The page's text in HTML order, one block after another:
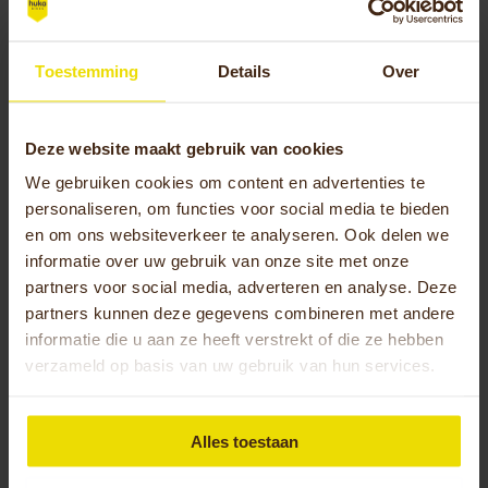
Toestemming Details Over
Deze website maakt gebruik van cookies
We gebruiken cookies om content en advertenties te
personaliseren, om functies voor social media te bieden
en om ons websiteverkeer te analyseren. Ook delen we
informatie over uw gebruik van onze site met onze
partners voor social media, adverteren en analyse. Deze
partners kunnen deze gegevens combineren met andere
informatie die u aan ze heeft verstrekt of die ze hebben
verzameld op basis van uw gebruik van hun services.
Alles toestaan
te nemen bij winderig weer.
Hoe kun je veilig fietsen met een
Pas je rijhouding aan door
leunenen je handen stevig aan het stuur te
houden. Trap in een lagere versnelling om meer
controle te behouden en vermijd plotselinge
bewegingen. Houd rekening met extra
remafstand bij tegenwind en geef jezelf meer
ruimte bij het nemen van bochten.
Plan je route slim door beschutte wegen te kiezen
andere winderige locaties. Fiets bij voorkeur met